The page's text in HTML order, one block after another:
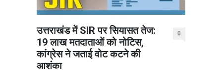
उत्तराखंड में SIR पर सियासत तेज:
19 लाख मतदाताओं को नोटिस,
कांग्रेस ने जताई वोट कटने की
आशंका
0